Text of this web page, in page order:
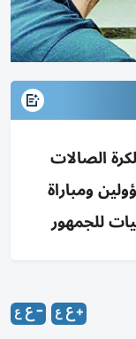
الصالات
ومباراة